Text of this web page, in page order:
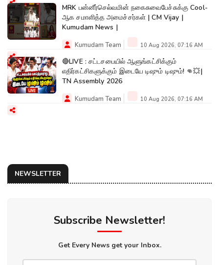
MRK பன்னீர்செல்வமின் நகைசுவைபேச்சுக்கு Cool-
ஆக சமாளித்த அமைச்சர்கள் | CM Vijay |
Kumudam News |
Kumudam Team 10 Aug 2026, 07:16 AM
🔴LIVE : சட்டசபையில் ஆளுங்கட்சிக்கும்
எதிர்கட்சிகளுக்கும் இடையே டிஷும் டிஷும்! 👊💥|
TN Assembly 2026
Kumudam Team 10 Aug 2026, 07:16 AM
NEWSLETTER
Subscribe Newsletter!
Get Every News get your Inbox.